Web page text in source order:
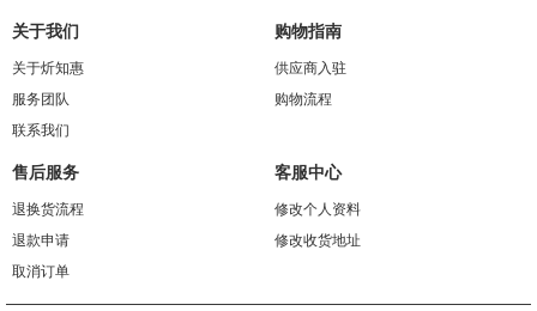
关于我们
关于炘知惠
服务团队
联系我们
购物指南
供应商入驻
购物流程
售后服务
退换货流程
退款申请
取消订单
客服中心
修改个人资料
修改收货地址